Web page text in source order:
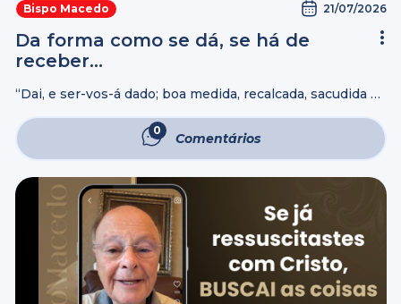
Bispo Macedo 21/07/2026
Da forma como se dá, se há de
receber…
“Dai, e ser-vos-á dado; boa medida, recalcada, sacudida e
com a mesma medida com que medirdes também vos
medirão de novo.” Lucas 6:38 ...
0 Comentários